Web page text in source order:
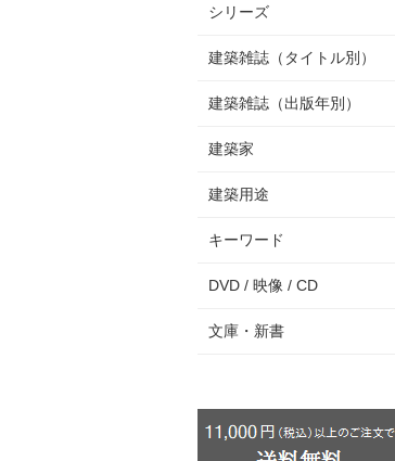
シリーズ
建築雑誌（タイトル別）
建築雑誌（出版年別）
建築家
建築用途
キーワード
DVD / 映像 / CD
文庫・新書